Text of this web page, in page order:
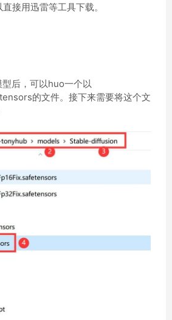
接用迅雷等工具下载。
后，可以huo一个以
的文件。接下来需要将这个文